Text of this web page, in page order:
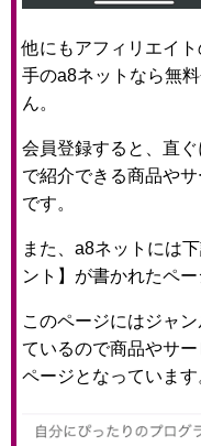
他にもアフィリエイ
手のa8ネットなら無
ん。
会員登録すると、直
で紹介できる商品や
です。
また、a8ネットには
ント】が書かれたペ
このページにはジャ
ているので商品やサ
ページとなっています